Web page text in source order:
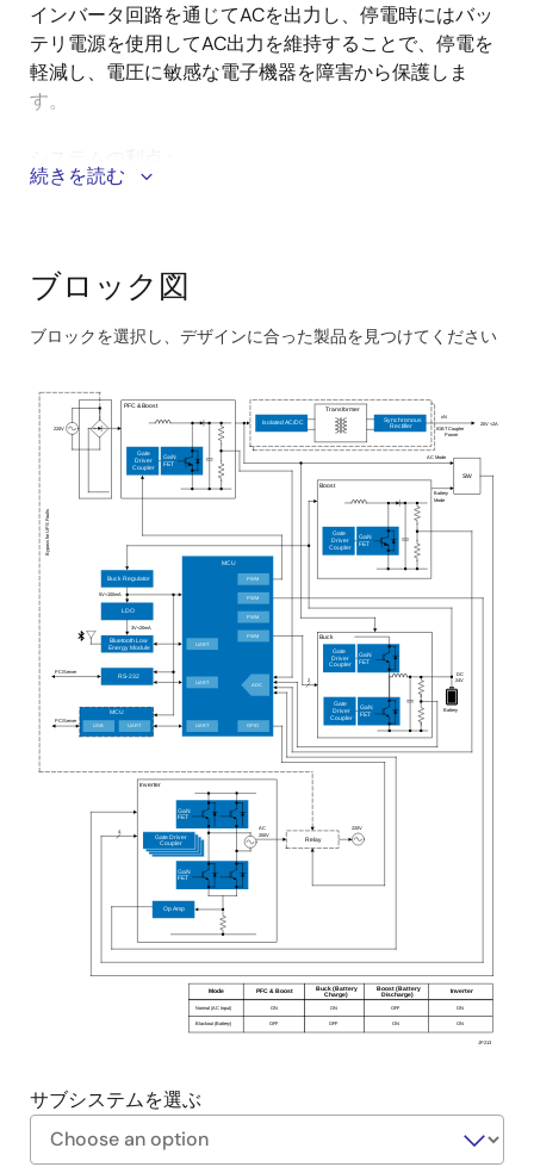
インバータ回路を通じてACを出力し、停電時にはバッ
テリ電源を使用してAC出力を維持することで、停電を
軽減し、電圧に敏感な電子機器を障害から保護しま
す。
め、市場投入までの時間を短縮します。
Bluetooth®
Low Energy(LE)は、UPSシステムのリア
ルタイム監視と制御を可能にし、効果的な管理と効
続きを読む
ブロック図
ブロックを選択し、デザインに合った製品を見つけてください
interactive
block
diagram
Inverter
Buck
Gate
Driver
Coupler
Gate
Driver
Coupler
PFC & Boost
JP213
Buck Regulator
LDO
Bluetooth Low
Energy Module
RS-232
Synchronous
Rectifier
Isolated AC/DC
Transformer
5V<100mA
3V<20mA
PC/Server
PC/Server
DC
24V
2
220V
Battery
xN
20V <2A
IGBT Coupler
Power
SW
Gate Driver
Coupler
220V
Relay
4
Inverter
ON
ON
Mode PFC & Boost Buck (Battery
Charge)
Boost (Battery
Discharge)
Normal (AC Input)
Blackout (Battery)
ON ON OFF
OFF OFF ON
AC Mode
Battery
Mode
MCU
UART
UART
UART
GPIO
ADC
PWM
PWM
PWM
PWM
MCU
USB UART
Boost
Gate
Driver
Coupler
Op Amp
Bypass for UPS Faults
Gate
Driver
Coupler
GaN
FET
GaN
FET
AC
200V
GaN
FET
GaN
FET
GaN
FET
GaN
FET
サブシステムを選ぶ